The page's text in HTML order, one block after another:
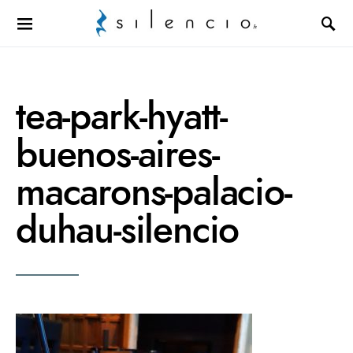
Search for:
tea-park-hyatt-
buenos-aires-
macarons-palacio-
duhau-silencio